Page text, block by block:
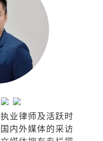
业律师及活跃时
内外媒体的采访